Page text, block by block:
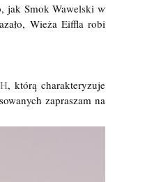
jak Smok Wawelski w
Wieża Eiffla robi
, którą charakteryzuje
zapraszam na